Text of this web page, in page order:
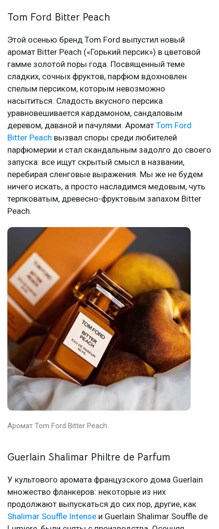
Tom Ford Bitter Peach
Этой осенью бренд Tom Ford выпустил новый
аромат Bitter Peach («Горький персик») в цветовой
гамме золотой поры года. Посвященный теме
сладких, сочных фруктов, парфюм вдохновлен
спелым персиком, которым невозможно
насытиться. Сладость вкусного персика
уравновешивается кардамоном, сандаловым
деревом, даваной и пачулями. Аромат Tom Ford
Bitter Peach вызвал споры среди любителей
парфюмерии и стал скандальным задолго до своего
запуска: все ищут скрытый смысл в названии,
перебирая сленговые выражения. Мы же не будем
ничего искать, а просто насладимся медовым, чуть
терпковатым, древесно-фруктовым запахом Bitter
Peach.
Аромат Tom Ford Bitter Peach
Guerlain Shalimar Philtre de Parfum
У культового аромата французского дома Guerlain
множество фланкеров: некоторые из них
продолжают выпускаться до сих пор, другие, как
Shalimar Souffle Intense и Guerlain Shalimar Souffle de